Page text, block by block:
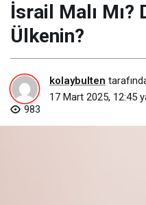
İsrail Malı Mı?
Ülkenin?
kolaybulten
17 Mart 2025, 12:45
983